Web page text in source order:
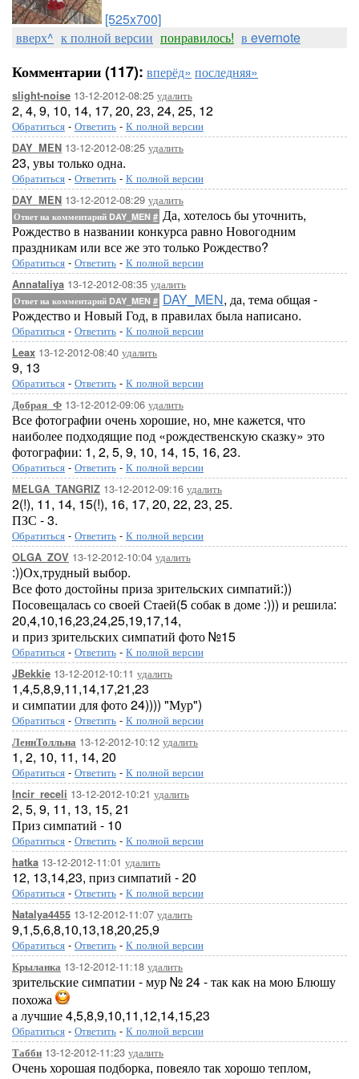
[525x700]
вверх^ к полной версии понравилось! в evernote
Комментарии (117): вперёд» последняя»
slight-noise 13-12-2012-08:25 удалить
2, 4, 9, 10, 14, 17, 20, 23, 24, 25, 12
Обратиться - Ответить - К полной версии
DAY_MEN 13-12-2012-08:25 удалить
23, увы только одна.
Обратиться - Ответить - К полной версии
DAY_MEN 13-12-2012-08:29 удалить
Ответ на комментарий DAY_MEN # Да, хотелось бы уточнить,
Рождество в названии конкурса равно Новогодним
праздникам или все же это только Рождество?
Обратиться - Ответить - К полной версии
Annataliya 13-12-2012-08:35 удалить
Ответ на комментарий DAY_MEN # DAY_MEN, да, тема общая -
Рождество и Новый Год, в правилах была написано.
Обратиться - Ответить - К полной версии
Leax 13-12-2012-08:40 удалить
9, 13
Обратиться - Ответить - К полной версии
Добрая_Ф 13-12-2012-09:06 удалить
Все фотографии очень хорошие, но, мне кажется, что
наиболее подходящие под «рождественскую сказку» это
фотографии: 1, 2, 5, 9, 10, 14, 15, 16, 23.
Обратиться - Ответить - К полной версии
MELGA_TANGRIZ 13-12-2012-09:16 удалить
2(!), 11, 14, 15(!), 16, 17, 20, 22, 23, 25.
ПЗС - 3.
Обратиться - Ответить - К полной версии
OLGA_ZOV 13-12-2012-10:04 удалить
:))Ох,трудный выбор.
Все фото достойны приза зрительских симпатий:))
Посовещалась со своей Стаей(5 собак в доме :))) и решила:
20,4,10,16,23,24,25,19,17,14,
и приз зрительских симпатий фото №15
Обратиться - Ответить - К полной версии
JBekkie 13-12-2012-10:11 удалить
1,4,5,8,9,11,14,17,21,23
и симпатии для фото 24)))) "Мур")
Обратиться - Ответить - К полной версии
ЛеннТолльна 13-12-2012-10:12 удалить
1, 2, 10, 11, 14, 20
Обратиться - Ответить - К полной версии
Incir_receli 13-12-2012-10:21 удалить
2, 5, 9, 11, 13, 15, 21
Приз симпатий - 10
Обратиться - Ответить - К полной версии
hatka 13-12-2012-11:01 удалить
12, 13,14,23, приз симпатий - 20
Обратиться - Ответить - К полной версии
Natalya4455 13-12-2012-11:07 удалить
9,1,5,6,8,10,13,18,20,25,9
Обратиться - Ответить - К полной версии
Крыланка 13-12-2012-11:18 удалить
зрительские симпатии - мур № 24 - так как на мою Блюшу
похожа
а лучшие 4,5,8,9,10,11,12,14,15,23
Обратиться - Ответить - К полной версии
Табби 13-12-2012-11:23 удалить
Очень хорошая подборка, повеяло так хорошо теплом,